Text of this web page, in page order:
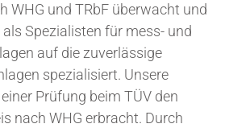
WHG und TRbF überwacht und
Spezialisten für mess- und
auf die zuverlässige
spezialisiert. Unsere
Prüfung beim TÜV den
nach WHG erbracht. Durch